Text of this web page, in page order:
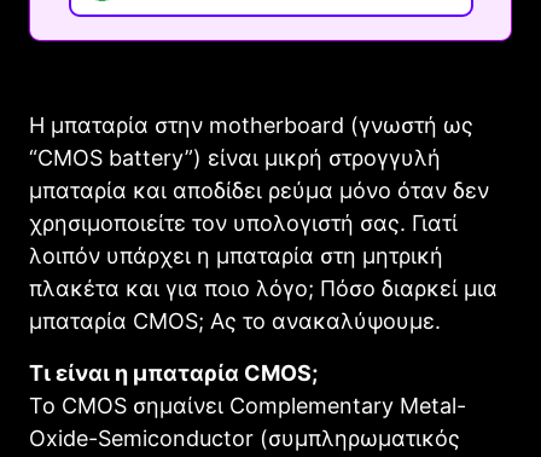
H μπαταρία στην motherboard (γνωστή ως
“CMOS battery”) είναι μικρή στρογγυλή
μπαταρία και αποδίδει ρεύμα μόνο όταν δεν
χρησιμοποιείτε τον υπολογιστή σας. Γιατί
λοιπόν υπάρχει η μπαταρία στη μητρική
πλακέτα και για ποιο λόγο; Πόσο διαρκεί μια
μπαταρία CMOS; Ας το ανακαλύψουμε.
Τι είναι η μπαταρία CMOS;
Το CMOS σημαίνει Complementary Metal-
Oxide-Semiconductor (συμπληρωματικός